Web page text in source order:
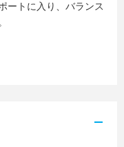
ートに入り、バランス